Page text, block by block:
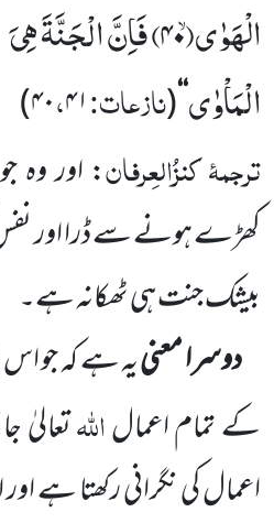
الْهَوٰىۙ(۴۰) فَاِنَّ الْجَنَّةَ هِیَ
الْمَاْوٰى‘‘
(نازعات: ۴۰،۴۱ )
ترجمۂکنزُالعِرفان: اور وہ
کھڑے ہونے سے ڈرا اور
بیشک جنت ہی ٹھکانہ ہے۔
دوسرا معنییہ ہے کہ جو
کے تمام اعمالاللہتعالیٰ
اعمال کی نگرانی رکھتا ہے